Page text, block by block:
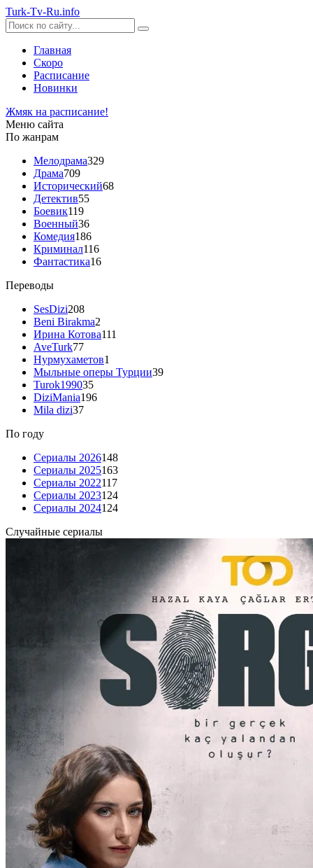
Turk-Tv-Ru.info
Главная
Скоро
Расписание
Новинки
Жмяк на расписание!
Меню сайта
По жанрам
Мелодрама329
Драма709
Исторический68
Детектив55
Боевик119
Военный36
Комедия186
Криминал116
Фантастика16
Переводы
SesDizi208
Beni Birakma2
Ирина Котова111
AveTurk77
Нурмухаметов1
Мыльные оперы Турции39
Turok199035
DiziMania196
Mila dizi37
По году
Сериалы 2026148
Сериалы 2025163
Сериалы 2022117
Сериалы 2023124
Сериалы 2024124
Случайные сериалы